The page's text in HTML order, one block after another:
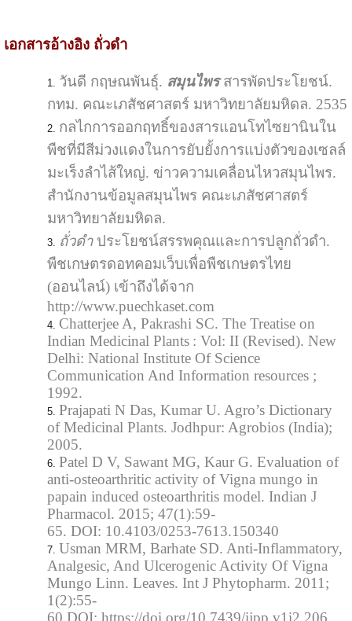
เอกสารอ้างอิง ถั่วดำ
วันดี กฤษณพันธุ์. สมุนไพรสารพัดประโยชน์.
กทม. คณะเภสัชศาสตร์ มหาวิทยาลัยมหิดล. 2535
กลไกการออกฤทธิ์ของสารแอนโทไซยานินใน
พืชที่มีสีม่วงแดงในการยับยั้งการแบ่งตัวของเซลล์
มะเร็งลำไส้ใหญ่. ข่าวความเคลื่อนไหวสมุนไพร.
สำนักงานข้อมูลสมุนไพร คณะเภสัชศาสตร์
มหาวิทยาลัยมหิดล.
ถั่วดำประโยชน์สรรพคุณและการปลูกถั่วดำ.
พืชเกษตรดอทคอมเว็บเพื่อพืชเกษตรไทย
(ออนไลน์) เข้าถึงได้จาก
http://www.puechkaset.com
Chatterjee A, Pakrashi SC. The Treatise on
Indian Medicinal Plants : Vol: II (Revised). New
Delhi: National Institute Of Science
Communication And Information resources ;
1992.
Prajapati N Das, Kumar U. Agro’s Dictionary
of Medicinal Plants. Jodhpur: Agrobios (India);
2005.
Patel D V, Sawant MG, Kaur G. Evaluation of
anti-osteoarthritic activity of Vigna mungo in
papain induced osteoarthritis model. Indian J
Pharmacol. 2015; 47(1):59-
65. DOI: 10.4103/0253-7613.150340
Usman MRM, Barhate SD. Anti-Inflammatory,
Analgesic, And Ulcerogenic Activity Of Vigna
Mungo Linn. Leaves. Int J Phytopharm. 2011;
1(2):55-
60 DOI: https://doi.org/10.7439/ijpp.v1i2.206